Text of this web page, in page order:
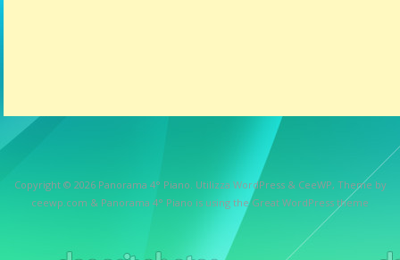
Copyright © 2026 Panorama 4° Piano . Utilizza WordPress& CeeWP, Theme by
ceewp.com & Panorama 4° Piano is using the Great WordPress theme